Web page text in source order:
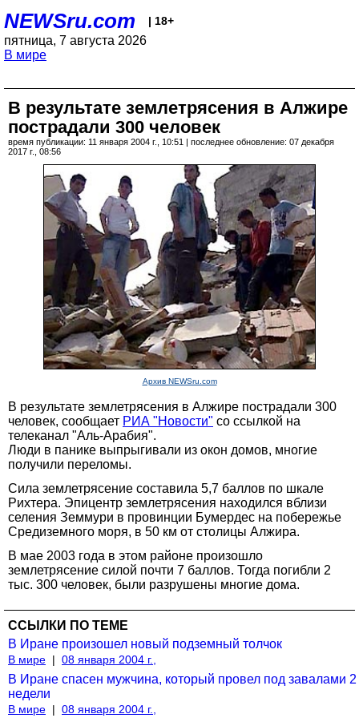
NEWSru.com | 18+
пятница, 7 августа 2026
В мире
В результате землетрясения в Алжире
пострадали 300 человек
время публикации: 11 января 2004 г., 10:51 | последнее обновление: 07 декабря
2017 г., 08:56
Архив NEWSru.com
В результате землетрясения в Алжире пострадали 300
человек, сообщает РИА "Новости" со ссылкой на
телеканал "Аль-Арабия".
Люди в панике выпрыгивали из окон домов, многие
получили переломы.
Сила землетрясение составила 5,7 баллов по шкале
Рихтера. Эпицентр землетрясения находился вблизи
селения Земмури в провинции Бумердес на побережье
Средиземного моря, в 50 км от столицы Алжира.
В мае 2003 года в этом районе произошло
землетрясение силой почти 7 баллов. Тогда погибли 2
тыс. 300 человек, были разрушены многие дома.
ССЫЛКИ ПО ТЕМЕ
В Иране произошел новый подземный толчок
В мире | 08 января 2004 г.,
В Иране спасен мужчина, который провел под завалами 2
недели
В мире | 08 января 2004 г.,